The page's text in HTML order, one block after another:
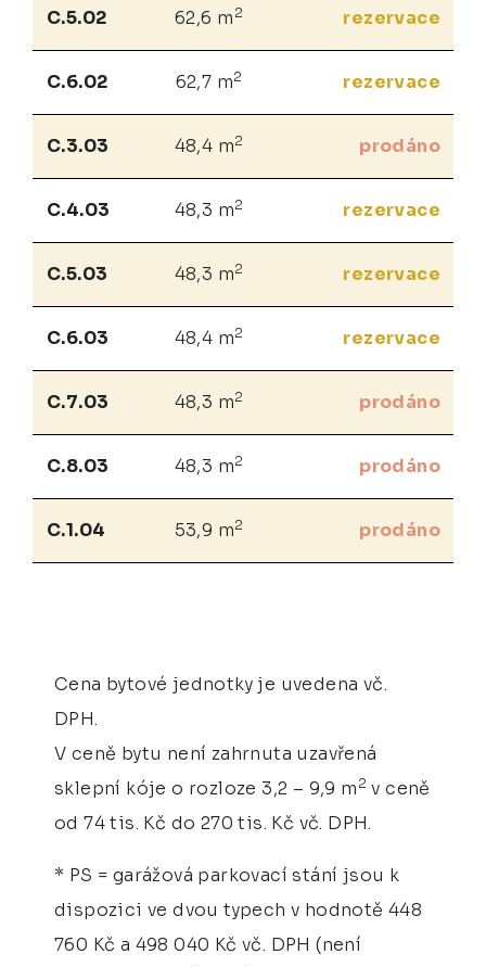
C.5.02 62,6 m 2 rezervace
C.6.02 62,7 m2 rezervace
C.3.03 48,4 m2 prodáno
C.4.03 48,3 m2 rezervace
C.5.03 48,3 m2 rezervace
C.6.03 48,4 m2 rezervace
C.7.03 48,3 m2 prodáno
C.8.03 48,3 m2 prodáno
C.1.04 53,9 m2 prodáno
Cena bytové jednotky je uvedena vč.
DPH.
V ceně bytu není zahrnuta uzavřená
sklepní kóje o rozloze 3,2 – 9,9 m 2 v ceně
od 74 tis. Kč do 270 tis. Kč vč. DPH.
* PS = garážová parkovací stání jsou k
dispozici ve dvou typech v hodnotě 448
760 Kč a 498 040 Kč vč. DPH (není